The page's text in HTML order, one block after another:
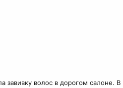
завивку волос в дорогом салоне. В